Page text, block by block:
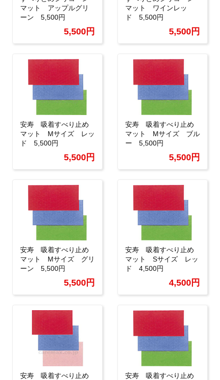
マット アップルグリ
ーン 5,500円
5,500円
マット ワインレッ
ド 5,500円
5,500円
安寿 吸着すべり止め
マット Mサイズ レッ
ド 5,500円
5,500円
安寿 吸着すべり止め
マット Mサイズ ブル
ー 5,500円
5,500円
安寿 吸着すべり止め
マット Mサイズ グリ
ーン 5,500円
5,500円
安寿 吸着すべり止め
マット Sサイズ レッ
ド 4,500円
4,500円
安寿 吸着すべり止め
安寿 吸着すべり止め